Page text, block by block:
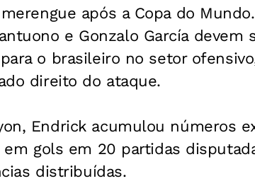
após a Copa do
e Gonzalo García devem
o brasileiro no setor
direito do ataque.
Endrick acumulou números
gols em 20 partidas
distribuídas.